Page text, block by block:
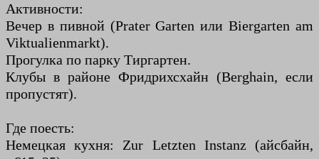
Активности:
Вечер в пивной (Prater Garten или Biergarten am
Viktualienmarkt).
Прогулка по парку Тиргартен.
Клубы в районе Фридрихсхайн (Berghain, если
пропустят).
Где поесть:
Немецкая кухня: Zur Letzten Instanz (айсбайн,